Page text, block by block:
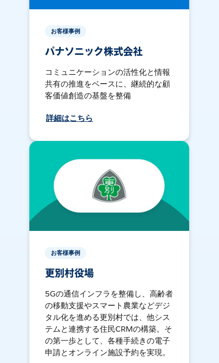
お客様事例
パナソニック株式会社
コミュニケーションの活性化と情報
共有の推進をベースに、継続的な顧
客価値創造の基盤を整備
詳細はこちら
お客様事例
更別村役場
5Gの通信インフラを整備し、高齢者
の移動支援やスマート農業などデジ
タル化を進める更別村では、他シス
テムと連携する住民CRMの構築。そ
の第一歩として、各種手続きの電子
申請とオンライン施設予約を実現。